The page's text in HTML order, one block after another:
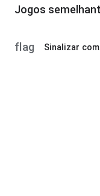
Jogos
flag Sinalizar